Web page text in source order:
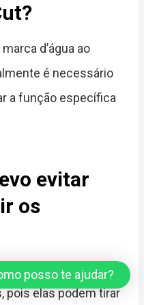
d’água ao
é necessário
a função específica
evitar
os
dramáticas
pois elas podem tirar
posso te ajudar?